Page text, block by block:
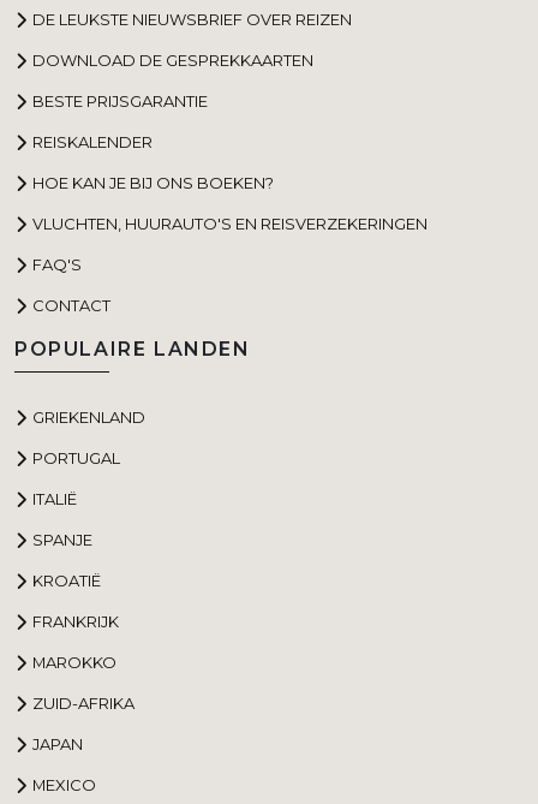
DE LEUKSTE NIEUWSBRIEF OVER REIZEN
DOWNLOAD DE GESPREKKAARTEN
BESTE PRIJSGARANTIE
REISKALENDER
HOE KAN JE BIJ ONS BOEKEN?
VLUCHTEN, HUURAUTO'S EN REISVERZEKERINGEN
FAQ'S
CONTACT
POPULAIRE LANDEN
GRIEKENLAND
PORTUGAL
ITALIË
SPANJE
KROATIË
FRANKRIJK
MAROKKO
ZUID-AFRIKA
JAPAN
MEXICO